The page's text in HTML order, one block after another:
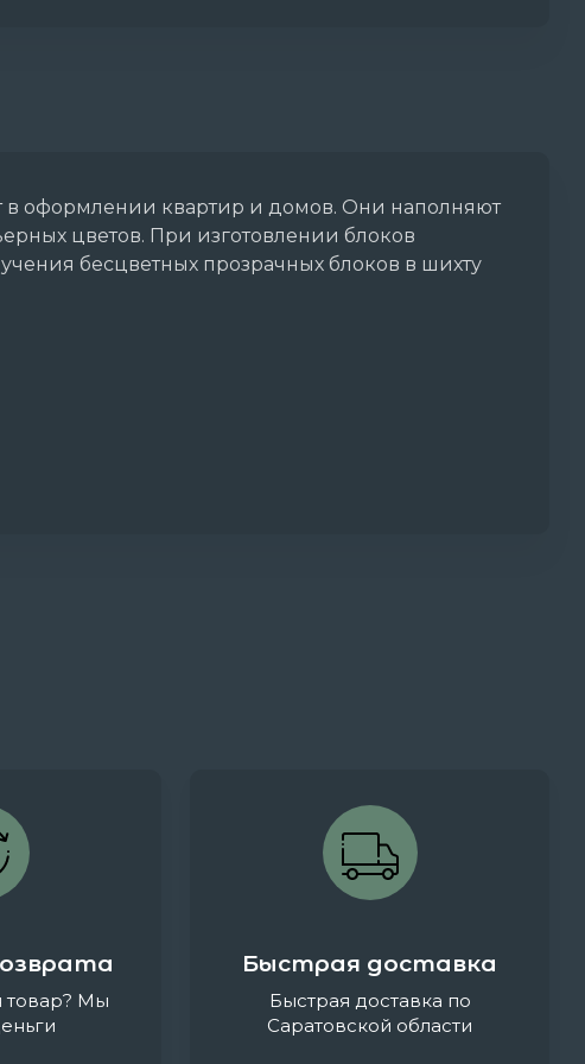
в оформлении квартир и домов. Они наполняют
цветов. При изготовлении блоков
бесцветных прозрачных блоков в шихту
товар? Мы
Быстрая доставка
Быстрая доставка по
Саратовской области